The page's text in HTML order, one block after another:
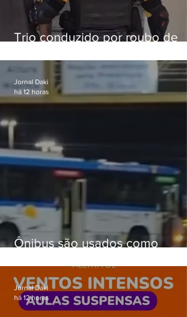
Trio conduzido por roubo de
passagens
Ônibus são usados como
Gardênia Azul
Jornal Daki
há 12 horas
Jornal Daki
há 12 horas